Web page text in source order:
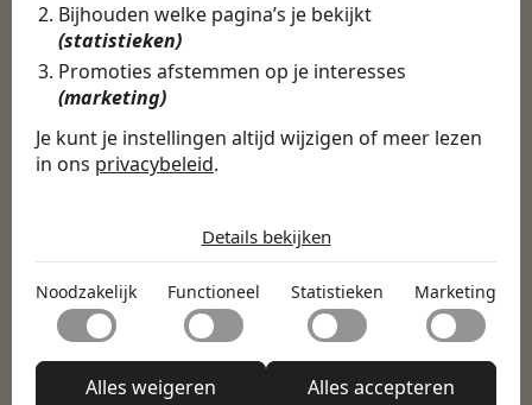
Bijhouden welke pagina’s je bekijkt
(statistieken)
Promoties afstemmen op je interesses
(marketing)
Je kunt je instellingen altijd wijzigen of meer lezen
in ons privacybeleid.
Noodzakelijk
Noodzakelijke cookies helpen een website bruikbaar te
maken door basisfuncties zoals paginanavigatie en
toegang tot beveiligde delen van de website mogelijk te
maken. Zonder deze cookies kan de website niet naar
behoren functioneren.
Functioneel
onthouden welke de manier waarop de website zich
Statistieken
Details bekijken
Noodzakelijk Functioneel Statistieken Marketing
Alles weigeren Alles accepteren
Ontdek meer dan 500+
werkgevers
Finance, HR & administratie ICT
Horeca & Retail
Marketing & Communicatie
Zorg & Welzijn